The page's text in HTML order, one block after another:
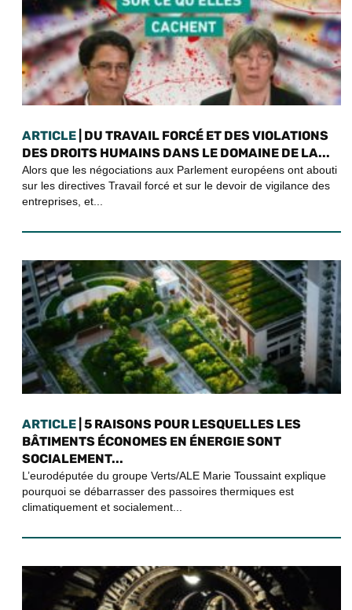
ARTICLE | DU TRAVAIL FORCÉ ET DES VIOLATIONS
DES DROITS HUMAINS DANS LE DOMAINE DE LA...
Alors que les négociations aux Parlement européens ont abouti
sur les directives Travail forcé et sur le devoir de vigilance des
entreprises, et...
ARTICLE | 5 RAISONS POUR LESQUELLES LES
BÂTIMENTS ÉCONOMES EN ÉNERGIE SONT
SOCIALEMENT...
L’eurodéputée du groupe Verts/ALE Marie Toussaint explique
pourquoi se débarrasser des passoires thermiques est
climatiquement et socialement...